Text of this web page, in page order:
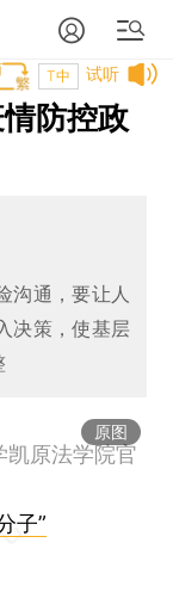
试听
T中
防控政
沟通，要让人
决策，使基层
原图
凯原法学院官
子”